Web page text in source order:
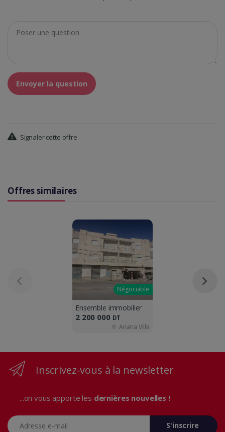
Envoyer la question
Signaler cette offre
Offres similaires
Négociable
Ensemble immobilier
2 200 000 DT
Ariana Ville
Inscrivez-vous à la newsletter
...on vous apporte les dernières nouvelles !
Adresse e-mail
S'inscrire